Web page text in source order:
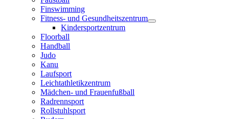
Finswimming
Fitness- und Gesundheitszentrum
Kindersportzentrum
Floorball
Handball
Judo
Kanu
Laufsport
Leichtathletikzentrum
Mädchen- und Frauenfußball
Radrennsport
Rollstuhlsport